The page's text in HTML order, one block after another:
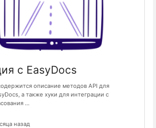
с EasyDocs
описание методов API для
а также хуки для интеграции с
...
назад